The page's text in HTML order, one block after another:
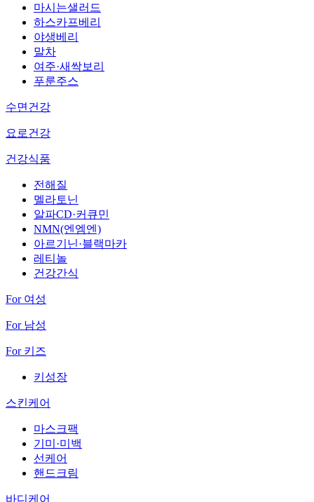
마시는샐러드
하스카프베리
야생베리
말차
여주·새싹보리
푸룬주스
수면건강
요로건강
건강식품
전해질
멜라토닌
알파CD·커큐민
NMN(엔엠엔)
아르기닌·블랙마카
레티놀
건강간식
For 여성
For 남성
For 키즈
키성장
스킨케어
마스크팩
기미·미백
선케어
핸드크림
바디케어